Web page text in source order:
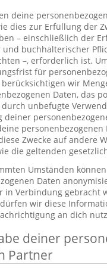
deine
dies zur Erfüllung der
– einschließlich der
buchhalterischer
–, erforderlich ist.
für
wir
Daten, das
durch unbefugte
deiner
personenbezogenen
Zwecke auf andere
die geltenden
Umständen
Daten
in Verbindung gebracht
wir diese
an dich
deiner
Partner